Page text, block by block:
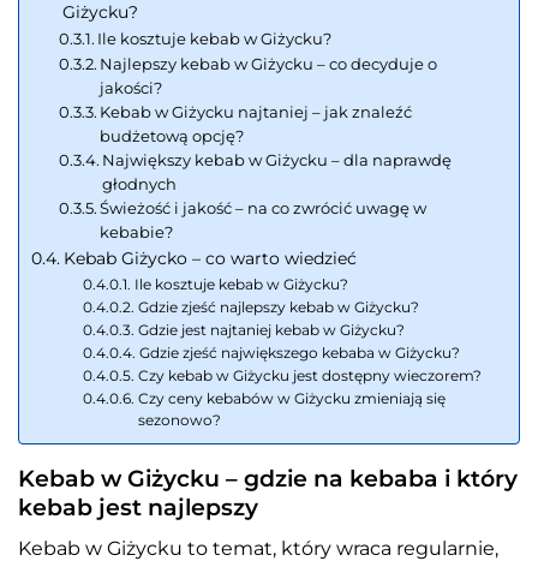
Giżycku?
Ile kosztuje kebab w Giżycku?
Najlepszy kebab w Giżycku – co decyduje o
jakości?
Kebab w Giżycku najtaniej – jak znaleźć
budżetową opcję?
Największy kebab w Giżycku – dla naprawdę
głodnych
Świeżość i jakość – na co zwrócić uwagę w
kebabie?
Kebab Giżycko – co warto wiedzieć
Ile kosztuje kebab w Giżycku?
Gdzie zjeść najlepszy kebab w Giżycku?
Gdzie jest najtaniej kebab w Giżycku?
Gdzie zjeść największego kebaba w Giżycku?
Czy kebab w Giżycku jest dostępny wieczorem?
Czy ceny kebabów w Giżycku zmieniają się
sezonowo?
Kebab w Giżycku – gdzie na kebaba i który
kebab jest najlepszy
Kebab w Giżycku to temat, który wraca regularnie,